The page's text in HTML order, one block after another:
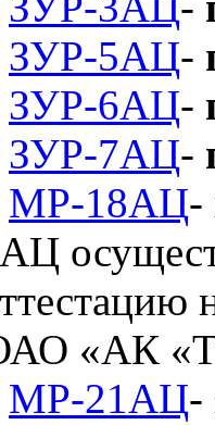
ЗУР-5АЦ-
ЗУР-6АЦ-
ЗУР-7АЦ-
МР-18АЦ-
МР-21АЦ-